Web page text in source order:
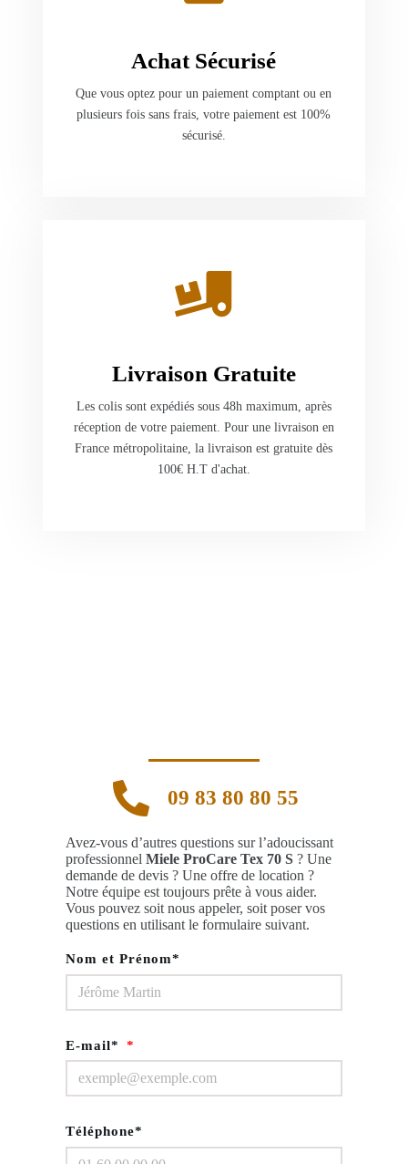
Achat Sécurisé
Que vous optez pour un paiement comptant ou en
plusieurs fois sans frais, votre paiement est 100%
sécurisé.
Livraison Gratuite
Les colis sont expédiés sous 48h maximum, après
réception de votre paiement. Pour une livraison en
France métropolitaine, la livraison est gratuite dès
100€ H.T d'achat.
09 83 80 80 55
Avez-vous d’autres questions sur l’adoucissant
professionnel Miele ProCare Tex 70 S? Une
demande de devis ? Une offre de location ?
Notre équipe est toujours prête à vous aider.
Vous pouvez soit nous appeler, soit poser vos
questions en utilisant le formulaire suivant.
Nom et Prénom*
E-mail*
Téléphone*